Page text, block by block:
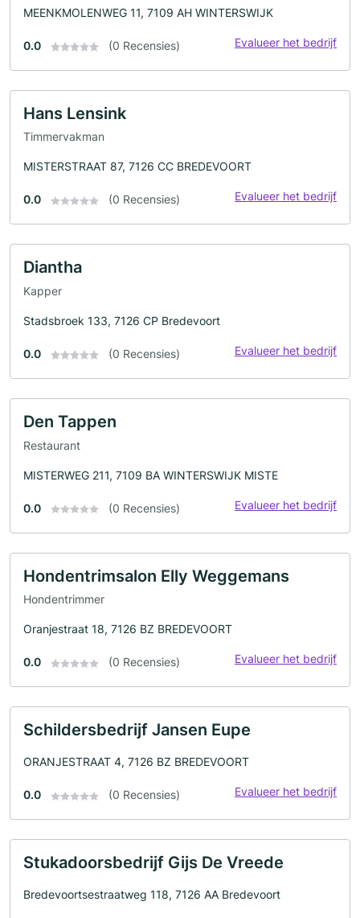
MEENKMOLENWEG 11, 7109 AH WINTERSWIJK
0.0 (0 Recensies) Evalueer het bedrijf
Hans Lensink
Timmervakman
MISTERSTRAAT 87, 7126 CC BREDEVOORT
0.0 (0 Recensies) Evalueer het bedrijf
Diantha
Kapper
Stadsbroek 133, 7126 CP Bredevoort
0.0 (0 Recensies) Evalueer het bedrijf
Den Tappen
Restaurant
MISTERWEG 211, 7109 BA WINTERSWIJK MISTE
0.0 (0 Recensies) Evalueer het bedrijf
Hondentrimsalon Elly Weggemans
Hondentrimmer
Oranjestraat 18, 7126 BZ BREDEVOORT
0.0 (0 Recensies) Evalueer het bedrijf
Schildersbedrijf Jansen Eupe
ORANJESTRAAT 4, 7126 BZ BREDEVOORT
0.0 (0 Recensies) Evalueer het bedrijf
Stukadoorsbedrijf Gijs De Vreede
Bredevoortsestraatweg 118, 7126 AA Bredevoort